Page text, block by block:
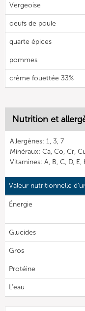
Vergeoise
oeufs de poule
quarte épices
pommes
crème fouettée 33%
Nutrition et
Allergènes: 1, 3, 7
Minéraux: Ca, Co, Cr,
Vitamines: A, B, C, D, E,
Valeur nutritionnelle
Énergie
Glucides
Gros
Protéine
L'eau